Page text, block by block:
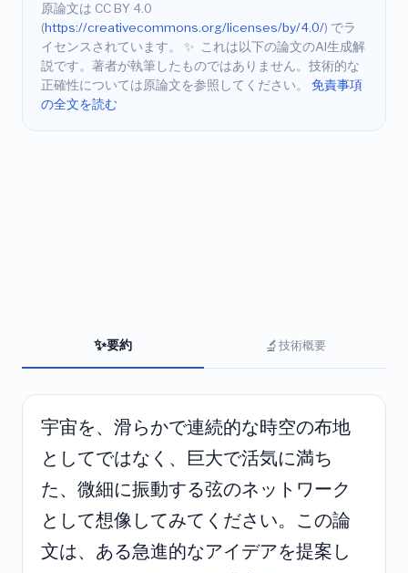
原論文は CC BY 4.0
(https://creativecommons.org/licenses/by/4.0/) でラ
イセンスされています。 ✨
これは以下の論文のAI生成解
説です。著者が執筆したものではありません。技術的な
正確性については原論文を参照してください。 免責事項
の全文を読む
✨要約 🔬技術概要
宇宙を、滑らかで連続的な時空の布地
としてではなく、巨大で活気に満ち
た、微細に振動する弦のネットワーク
として想像してみてください。この論
文は、ある急進的なアイデアを提案し